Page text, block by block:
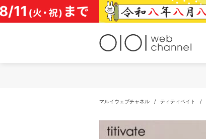
コ
ン
テ
マルイウェブチャネル / ティティベイト /